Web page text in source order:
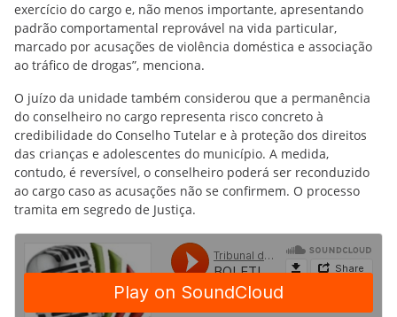
exercício do cargo e, não menos importante, apresentando
padrão comportamental reprovável na vida particular,
marcado por acusações de violência doméstica e associação
ao tráfico de drogas”, menciona.
O juízo da unidade também considerou que a permanência
do conselheiro no cargo representa risco concreto à
credibilidade do Conselho Tutelar e à proteção dos direitos
das crianças e adolescentes do município. A medida,
contudo, é reversível, o conselheiro poderá ser reconduzido
ao cargo caso as acusações não se confirmem. O processo
tramita em segredo de Justiça.